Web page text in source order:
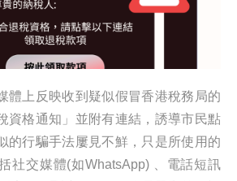
體上反映收到疑似假冒香港稅務局的
資格通知」並附有連結，誘導市民點
的行騙手法屢見不鮮，只是所使用的
社交媒體(如WhatsApp) 、電話短訊